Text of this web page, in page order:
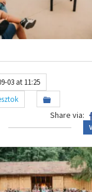
03 at 11:25
Share via: